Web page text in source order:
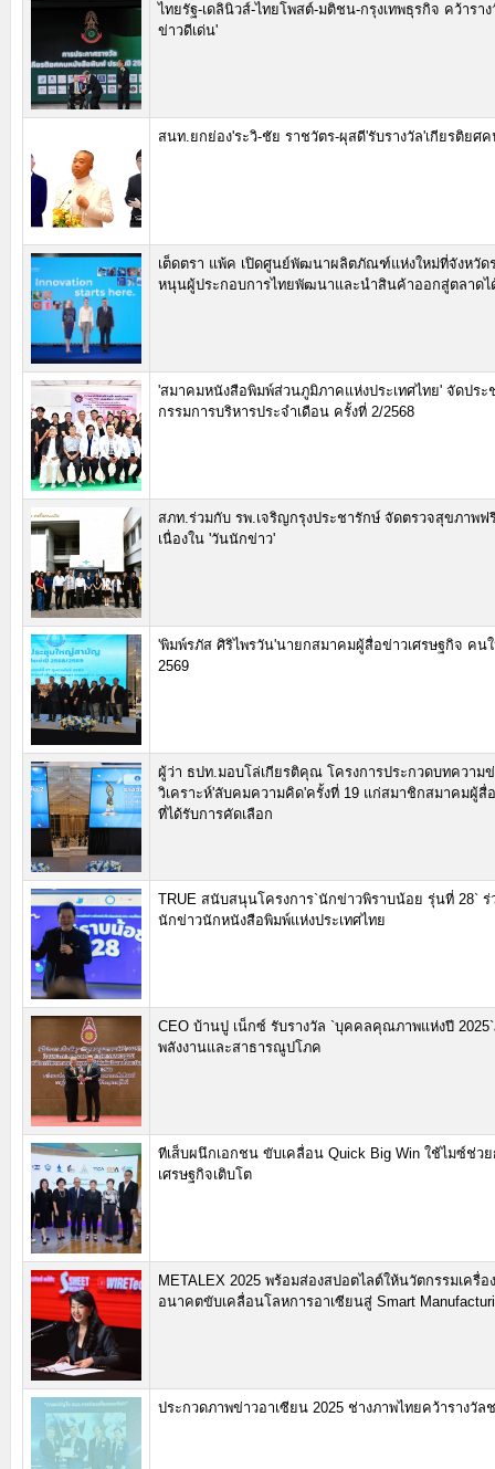
ไทยรัฐ-เดลินิวส์-ไทยโพสต์-มติชน-กรุงเทพธุรกิจ คว้ารา
ข่าวดีเด่น'
สนท.ยกย่อง'ระวิ-ชัย ราชวัตร-ผุสดี'รับรางวัล'เกียรติยศ
เต็ดตรา แพ้ค เปิดศูนย์พัฒนาผลิตภัณฑ์แห่งใหม่ที่จังหวัด
หนุนผู้ประกอบการไทยพัฒนาและนำสินค้าออกสู่ตลาดไ
'สมาคมหนังสือพิมพ์ส่วนภูมิภาคแห่งประเทศไทย' จัดปร
กรรมการบริหารประจำเดือน ครั้งที่ 2/2568
สภท.ร่วมกับ รพ.เจริญกรุงประชารักษ์ จัดตรวจสุขภาพ
เนื่องใน 'วันนักข่าว'
'พิมพ์รภัส ศิริไพรวัน'นายกสมาคมผู้สื่อข่าวเศรษฐกิจ คน
2569
ผู้ว่า ธปท.มอบโล่เกียรติคุณ โครงการประกวดบทความข่
วิเคราะห์'ลับคมความคิด'ครั้งที่ 19 แก่สมาชิกสมาคมผู้สื่
ที่ได้รับการคัดเลือก
TRUE สนับสนุนโครงการ`นักข่าวพิราบน้อย รุ่นที่ 28`
นักข่าวนักหนังสือพิมพ์แห่งประเทศไทย
CEO บ้านปู เน็กซ์ รับรางวัล `บุคคลคุณภาพแห่งปี
พลังงานและสาธารณูปโภค
ทีเส็บผนึกเอกชน ขับเคลื่อน Quick Big Win ใช้ไมซ์ช่ว
เศรษฐกิจเติบโต
METALEX 2025 พร้อมส่องสปอตไลต์ให้นวัตกรรมเครื่อ
อนาคตขับเคลื่อนโลหการอาเซียนสู่ Smart
ประกวดภาพข่าวอาเซียน 2025 ช่างภาพไทยคว้ารางวัล